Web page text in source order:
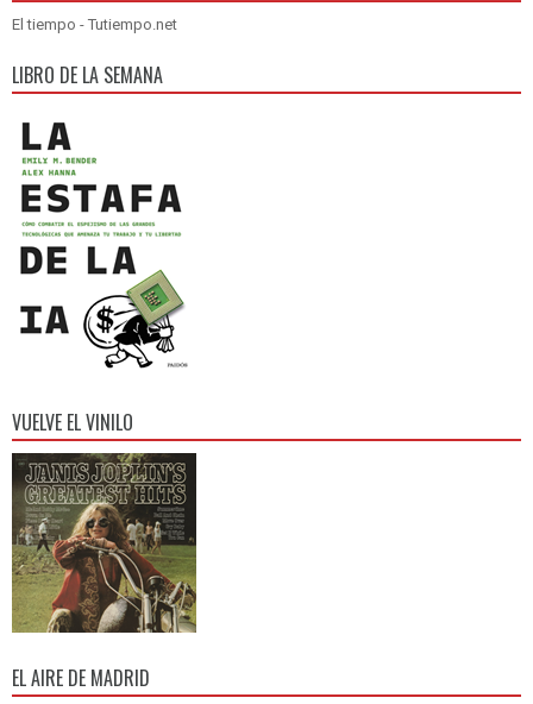
El tiempo - Tutiempo.net
LIBRO DE LA SEMANA
VUELVE EL VINILO
EL AIRE DE MADRID